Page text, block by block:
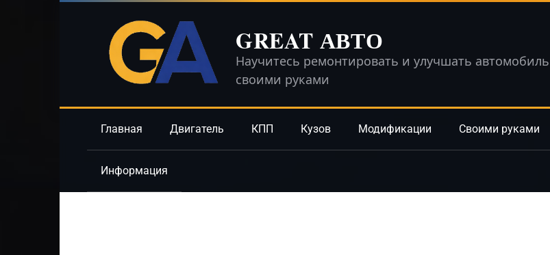
GREAT АВТО
Научитесь ремонтировать и улучшать автомобиль
своими руками
Главная Двигатель КПП Кузов Модификации Своими руками
Информация